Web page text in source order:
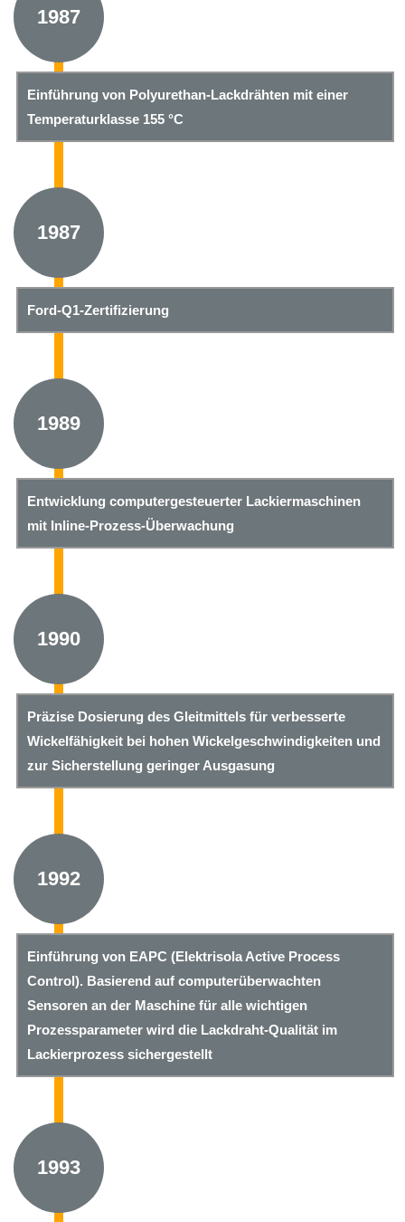
1987
Einführung von Polyurethan-Lackdrähten mit einer
Temperaturklasse 155 °C
1987
Ford-Q1-Zertifizierung
1989
Entwicklung computergesteuerter Lackiermaschinen
mit Inline-Prozess-Überwachung
1990
Präzise Dosierung des Gleitmittels für verbesserte
Wickelfähigkeit bei hohen Wickelgeschwindigkeiten und
zur Sicherstellung geringer Ausgasung
1992
Einführung von EAPC (Elektrisola Active Process
Control). Basierend auf computerüberwachten
Sensoren an der Maschine für alle wichtigen
Prozessparameter wird die Lackdraht-Qualität im
Lackierprozess sichergestellt
1993